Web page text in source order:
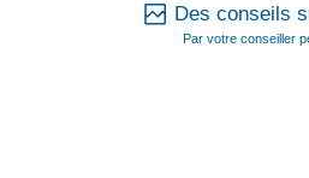
Des conseils
Par votre conseiller